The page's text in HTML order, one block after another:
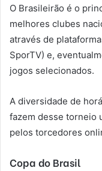
O Brasileirão é o
melhores clubes
através de
SporTV) e,
jogos selecionados.
A diversidade de
fazem desse torneio
pelos torcedores
Copa do Brasil